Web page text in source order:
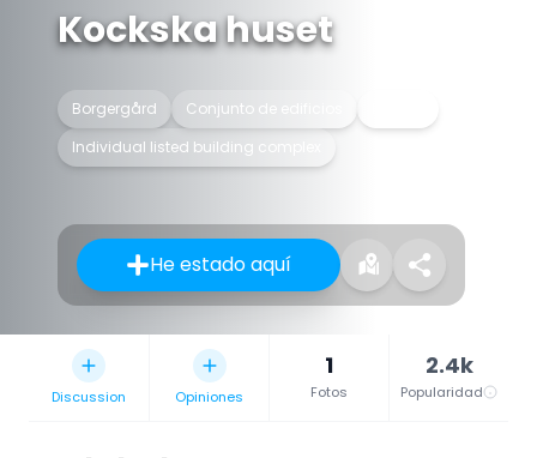
Kockska huset
Borgergård Conjunto de edificios
Individual listed building complex
He estado aquí
Discussion Opiniones
1
Fotos
2.4k
Popularidad